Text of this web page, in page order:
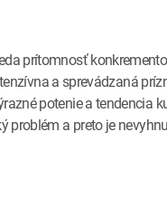
prítomnosť
a sprevádzaná
potenie a tendencia
a preto je